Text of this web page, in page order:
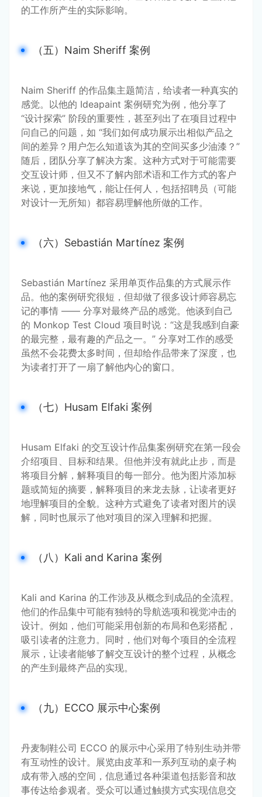
的工作所产生的实际影响。
（五）Naim Sheriff 案例
Naim Sheriff 的作品集主题简洁，给读者一种真实的
感觉。以他的 Ideapaint 案例研究为例，他分享了
“设计探索” 阶段的重要性，甚至列出了在项目过程中
问自己的问题，如 “我们如何成功展示出相似产品之
间的差异？用户怎么知道该为其的空间买多少油漆？”
随后，团队分享了解决方案。这种方式对于可能需要
交互设计师，但又不了解内部术语和工作方式的客户
来说，更加接地气，能让任何人，包括招聘员（可能
对设计一无所知）都容易理解他所做的工作。
（六）Sebastián Martínez 案例
Sebastián Martínez 采用单页作品集的方式展示作
品。他的案例研究很短，但却做了很多设计师容易忘
记的事情 —— 分享对最终产品的感觉。他谈到自己
的 Monkop Test Cloud 项目时说：“这是我感到自豪
的最完整，最有趣的产品之一。” 分享对工作的感受
虽然不会花费太多时间，但却给作品带来了深度，也
为读者打开了一扇了解他内心的窗口。
（七）Husam Elfaki 案例
Husam Elfaki 的交互设计作品集案例研究在第一段会
介绍项目、目标和结果。但他并没有就此止步，而是
将项目分解，解释项目的每一部分。他为图片添加标
题或简短的摘要，解释项目的来龙去脉，让读者更好
地理解项目的全貌。这种方式避免了读者对图片的误
解，同时也展示了他对项目的深入理解和把握。
（八）Kali and Karina 案例
Kali and Karina 的工作涉及从概念到成品的全流程。
他们的作品集中可能有独特的导航选项和视觉冲击的
设计。例如，他们可能采用创新的布局和色彩搭配，
吸引读者的注意力。同时，他们对每个项目的全流程
展示，让读者能够了解交互设计的整个过程，从概念
的产生到最终产品的实现。
（九）ECCO 展示中心案例
丹麦制鞋公司 ECCO 的展示中心采用了特别生动并带
有互动性的设计。展览由皮革和一系列互动的桌子构
成有带入感的空间，信息通过各种渠道包括影音和故
事传达给参观者。受众可以通过触摸方式实现信息交